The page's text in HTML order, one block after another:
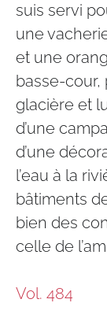
suis servi
une
et une
basse-cour,
glacière et
d’une
d’une
l’eau à la
bâtiments
bien des
celle de
Vol. 484